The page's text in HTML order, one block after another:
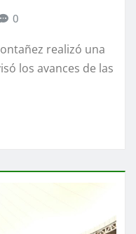
0
realizó una
los avances de las